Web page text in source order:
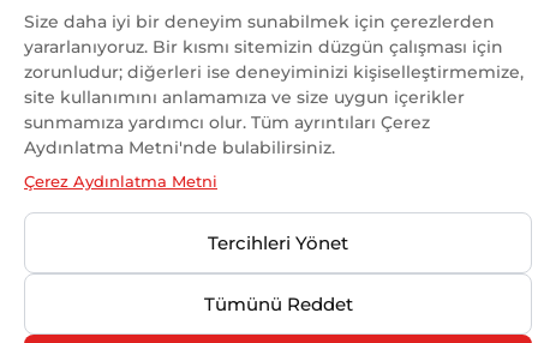
MaviPiksel
Size daha iyi bir deneyim sunabilmek için çerezlerden
yararlanıyoruz. Bir kısmı sitemizin düzgün çalışması için
zorunludur; diğerleri ise deneyiminizi kişiselleştirmemize,
site kullanımını anlamamıza ve size uygun içerikler
sunmamıza yardımcı olur. Tüm ayrıntıları Çerez
Aydınlatma Metni'nde bulabilirsiniz.
Çerez Aydınlatma Metni
Tercihleri Yönet
Tümünü Reddet